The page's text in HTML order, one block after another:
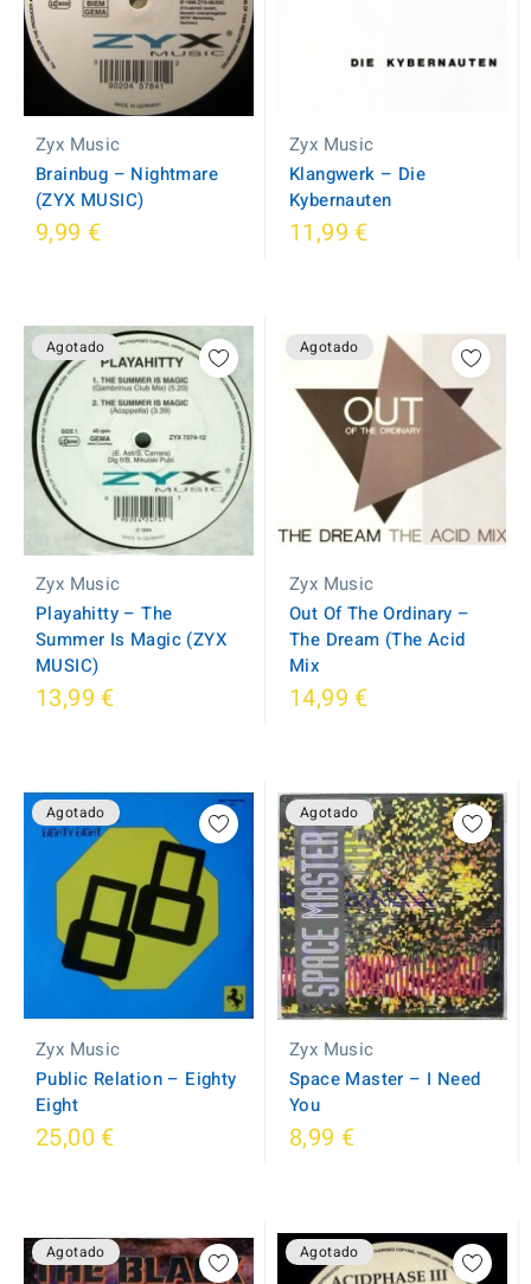
Zyx Music
Brainbug ‎– Nightmare
(ZYX MUSIC)
9,99 €
Zyx Music
Klangwerk ‎– Die
Kybernauten
11,99 €
Agotado
Zyx Music
Playahitty ‎– The
Summer Is Magic (ZYX
MUSIC)
13,99 €
Agotado
Zyx Music
Out Of The Ordinary ‎–
The Dream (The Acid
Mix
14,99 €
Agotado
Zyx Music
Public Relation ‎– Eighty
Eight
25,00 €
Agotado
Zyx Music
Space Master ‎– I Need
You
8,99 €
Agotado Agotado